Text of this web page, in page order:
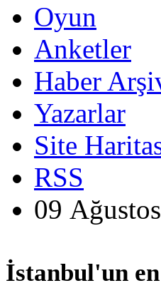
Oyun
Anketler
Haber
Yazarlar
Site
RSS
09
İstanbul'un